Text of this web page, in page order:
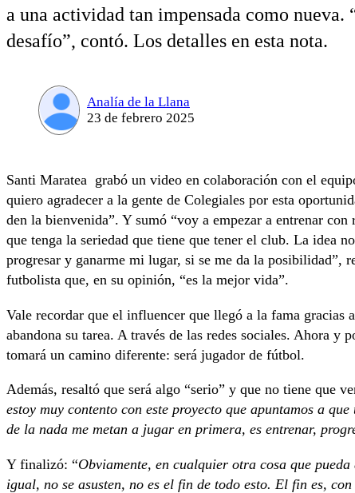
a una actividad tan impensada como
desafío”, contó. Los detalles en esta nota.
Analía de la Llana
23 de febrero 2025
Santi Maratea grabó un video en colaboración con el
quiero agradecer a la gente de Colegiales por esta
den la bienvenida”. Y sumó “voy a empezar a entrenar
que tenga la seriedad que tiene que tener el club. La idea
progresar y ganarme mi lugar, si se me da la posibilidad”,
futbolista que, en su opinión, “es la mejor vida”.
Vale recordar que el influencer que llegó a la fama gracias
abandona su tarea. A través de las redes sociales. Ahora
tomará un camino diferente: será jugador de fútbol.
Además, resaltó que será algo “serio” y que no tiene que
estoy muy contento con este proyecto que apuntamos a
de la nada me metan a jugar en primera, es entrenar,
Y finalizó: “Obviamente, en cualquier otra cosa que
igual, no se asusten, no es el fin de todo esto. El fin es,